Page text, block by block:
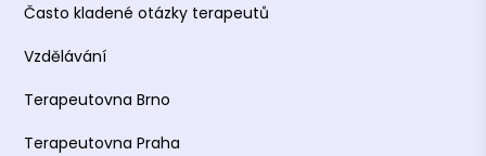
Často kladené otázky terapeutů
Vzdělávání
Terapeutovna Brno
Terapeutovna Praha